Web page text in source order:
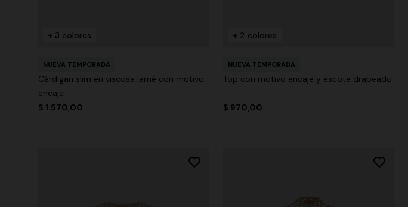
+ 3 colores
NUEVA TEMPORADA
Cárdigan slim en viscosa lamé con motivo
encaje
$ 1.570,00
+ 2 colores
NUEVA TEMPORADA
Top con motivo encaje y escote drapeado
$ 970,00